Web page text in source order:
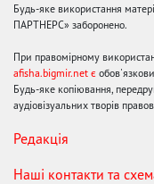
Будь-яке використання
ПАРТНЕРС» заборонено.
При правомірному
afisha.bigmir.net є
Будь-яке копіювання,
аудіовізуальних творів
Редакція
Наші контакти та